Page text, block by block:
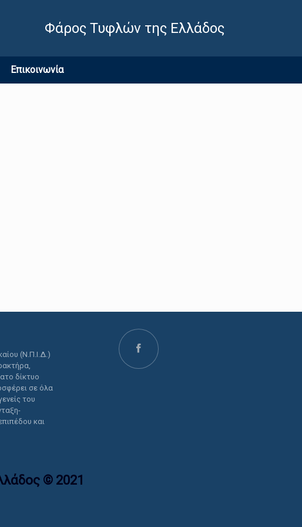
Φάρος Τυφλών της Ελλάδος
Επικοινωνία
(Ν.Π.Ι.Δ.)
δίκτυο
σε όλα
του
και
© 2021